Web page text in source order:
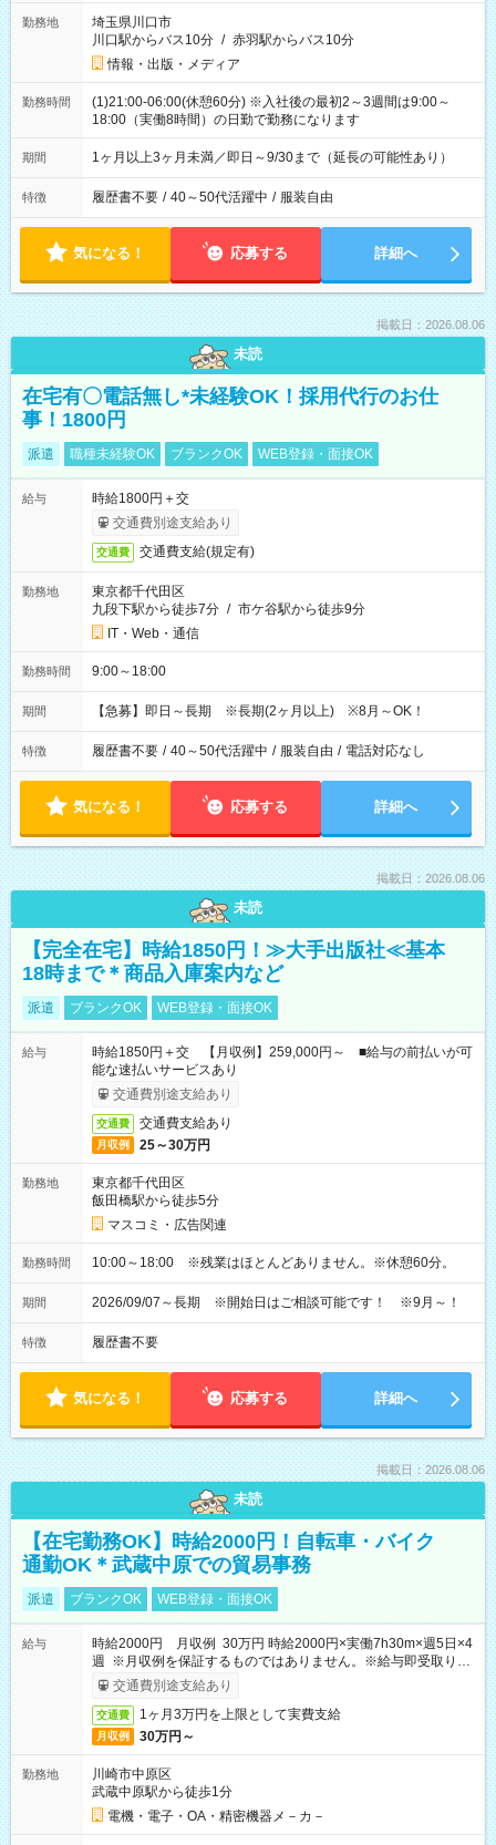
勤務地
埼玉県川口市
川口駅からバス10分 / 赤羽駅からバス10分
情報・出版・メディア
勤務時間
(1)21:00-06:00(休憩60分) ※入社後の最初2～3週間は9:00～
18:00（実働8時間）の日勤で勤務になります
期間 1ヶ月以上3ヶ月未満／即日～9/30まで（延長の可能性あり）
特徴 履歴書不要 / 40～50代活躍中 / 服装自由
気になる！ 応募する 詳細へ
掲載日：2026.08.06
未読
在宅有〇電話無し*未経験OK！採用代行のお仕
事！1800円
派遣 職種未経験OK ブランクOK WEB登録・面接OK
給与
時給1800円＋交
交通費別途支給あり
交通費 交通費支給(規定有)
勤務地
東京都千代田区
九段下駅から徒歩7分 / 市ケ谷駅から徒歩9分
IT・Web・通信
勤務時間 9:00～18:00
期間 【急募】即日～長期 ※長期(2ヶ月以上) ※8月～OK！
特徴 履歴書不要 / 40～50代活躍中 / 服装自由 / 電話対応なし
気になる！ 応募する 詳細へ
掲載日：2026.08.06
未読
【完全在宅】時給1850円！≫大手出版社≪基本
18時まで＊商品入庫案内など
派遣 ブランクOK WEB登録・面接OK
給与
時給1850円＋交 【月収例】259,000円～ ■給与の前払いが可
能な速払いサービスあり
交通費別途支給あり
交通費 交通費支給あり
月収例 25～30万円
勤務地
東京都千代田区
飯田橋駅から徒歩5分
マスコミ・広告関連
勤務時間 10:00～18:00 ※残業はほとんどありません。※休憩60分。
期間 2026/09/07～長期 ※開始日はご相談可能です！ ※9月～！
特徴 履歴書不要
気になる！ 応募する 詳細へ
掲載日：2026.08.06
未読
【在宅勤務OK】時給2000円！自転車・バイク
通勤OK＊武蔵中原での貿易事務
派遣 ブランクOK WEB登録・面接OK
給与
時給2000円 月収例 30万円 時給2000円×実働7h30m×週5日×4
週 ※月収例を保証するものではありません。※給与即受取りサ
ービス利用可（利用条件有）
交通費別途支給あり
交通費 1ヶ月3万円を上限として実費支給
月収例 30万円～
勤務地
川崎市中原区
武蔵中原駅から徒歩1分
電機・電子・OA・精密機器メ－カ－